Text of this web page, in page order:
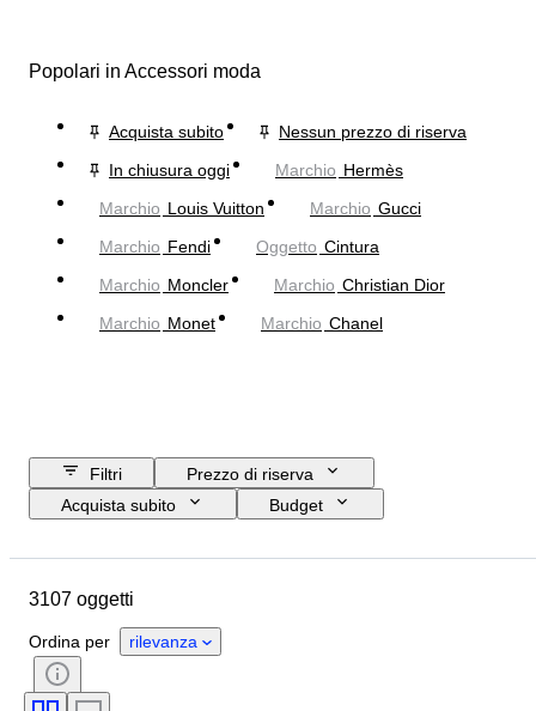
Popolari in Accessori moda
Acquista subito
Nessun prezzo di riserva
In chiusura oggi
Marchio Hermès
Marchio Louis Vuitton Marchio Gucci
Marchio Fendi Oggetto Cintura
Marchio Moncler Marchio Christian Dior
Marchio Monet Marchio Chanel
Filtri
Prezzo di riserva
Acquista subito
Budget
Oggetto
Materiale
Condizioni
Pietra preziosa
3107 oggetti
Ordina per rilevanza